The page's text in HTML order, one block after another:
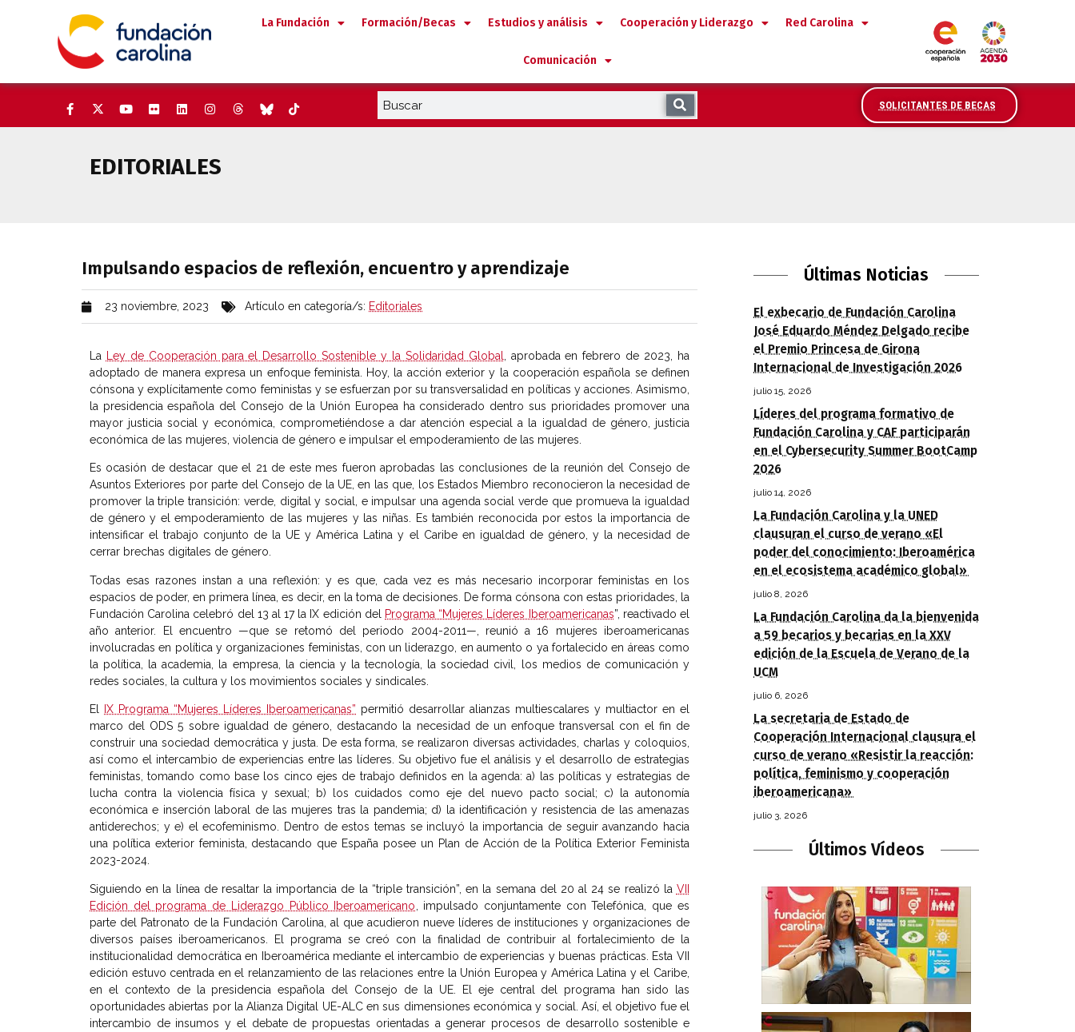
La Fundación Formación/Becas Estudios y análisis Cooperación y Liderazgo Red Carolina
Comunicación
SOLICITANTES DE BECAS
EDITORIALES
Impulsando espacios de reflexión, encuentro y aprendizaje
23 noviembre, 2023 Artículo en categoría/s: Editoriales
La Ley de Cooperación para el Desarrollo Sostenible y la Solidaridad Global
, aprobada en febrero de 2023, ha
adoptado de manera expresa un enfoque feminista. Hoy, la acción exterior y la cooperación española se definen
cónsona y explícitamente como feministas y se esfuerzan por su transversalidad en políticas y acciones. Asimismo,
la presidencia española del Consejo de la Unión Europea ha considerado dentro sus prioridades promover una
mayor justicia social y económica, comprometiéndose a dar atención especial a la igualdad de género, justicia
económica de las mujeres, violencia de género e impulsar el empoderamiento de las mujeres.
Es ocasión de destacar que el 21 de este mes fueron aprobadas las conclusiones de la reunión del Consejo de
Asuntos Exteriores por parte del Consejo de la UE, en las que, los Estados Miembro reconocieron la necesidad de
promover la triple transición: verde, digital y social, e impulsar una agenda social verde que promueva la igualdad
de género y el empoderamiento de las mujeres y las niñas. Es también reconocida por estos la importancia de
intensificar el trabajo conjunto de la UE y América Latina y el Caribe en igualdad de género, y la necesidad de
cerrar brechas digitales de género.
Todas esas razones instan a una reflexión: y es que, cada vez es más necesario incorporar feministas en los
espacios de poder, en primera línea, es decir, en la toma de decisiones. De forma cónsona con estas prioridades, la
Fundación Carolina celebró del 13 al 17 la IX edición del
Programa “Mujeres Líderes Iberoamericanas”, reactivado el
año anterior. El encuentro —que se retomó del periodo 2004-2011—, reunió a 16 mujeres iberoamericanas
involucradas en política y organizaciones feministas, con un liderazgo, en aumento o ya fortalecido en áreas como
la política, la academia, la empresa, la ciencia y la tecnología, la sociedad civil, los medios de comunicación y
redes sociales, la cultura y los movimientos sociales y sindicales.
El IX Programa “Mujeres Líderes Iberoamericanas” permitió desarrollar alianzas multiescalares y multiactor en el
marco del ODS 5 sobre igualdad de género, destacando la necesidad de un enfoque transversal con el fin de
construir una sociedad democrática y justa. De esta forma, se realizaron diversas actividades, charlas y coloquios,
así como el intercambio de experiencias entre las líderes. Su objetivo fue el análisis y el desarrollo de estrategias
feministas, tomando como base los cinco ejes de trabajo definidos en la agenda: a) las políticas y estrategias de
lucha contra la violencia física y sexual; b) los cuidados como eje del nuevo pacto social; c) la autonomía
económica e inserción laboral de las mujeres tras la pandemia; d) la identificación y resistencia de las amenazas
antiderechos; y e) el ecofeminismo. Dentro de estos temas se incluyó la importancia de seguir avanzando hacia
una política exterior feminista, destacando que España posee un Plan de Acción de la Política Exterior Feminista
2023-2024.
Siguiendo en la línea de resaltar la importancia de la “triple transición”, en la semana del 20 al 24 se realizó la VII
Edición del programa de Liderazgo Público Iberoamericano , impulsado conjuntamente con Telefónica, que es
parte del Patronato de la Fundación Carolina, al que acudieron nueve líderes de instituciones y organizaciones de
diversos países iberoamericanos. El programa se creó con la finalidad de contribuir al fortalecimiento de la
institucionalidad democrática en Iberoamérica mediante el intercambio de experiencias y buenas prácticas. Esta VII
edición estuvo centrada en el relanzamiento de las relaciones entre la Unión Europea y América Latina y el Caribe,
en el contexto de la presidencia española del Consejo de la UE. El eje central del programa han sido las
oportunidades abiertas por la Alianza Digital UE-ALC en sus dimensiones económica y social. Así, el objetivo fue el
intercambio de insumos y el debate de propuestas orientadas a generar procesos de desarrollo sostenible e
Últimas Noticias
El exbecario de Fundación Carolina
José Eduardo Méndez Delgado recibe
el Premio Princesa de Girona
Internacional de Investigación 2026
julio 15, 2026
Líderes del programa formativo de
Fundación Carolina y CAF participarán
en el Cybersecurity Summer BootCamp
2026
julio 14, 2026
La Fundación Carolina y la UNED
clausuran el curso de verano «El
poder del conocimiento: Iberoamérica
en el ecosistema académico global»
julio 8, 2026
La Fundación Carolina da la bienvenida
a 59 becarios y becarias en la XXV
edición de la Escuela de Verano de la
UCM
julio 6, 2026
La secretaria de Estado de
Cooperación Internacional clausura el
curso de verano «Resistir la reacción:
política, feminismo y cooperación
iberoamericana»
julio 3, 2026
Últimos Vídeos